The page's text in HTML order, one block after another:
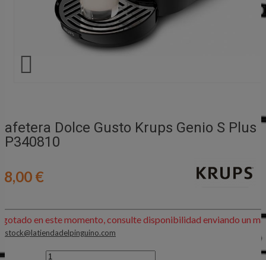

Dolce Gusto Krups Genio S Plus
€
en este momento, consulte disponibilidad enviando un
stock@latiendadelpinguino.com